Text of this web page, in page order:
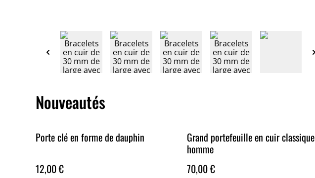
Nouveautés
Porte clé en forme de dauphin
12,00 €
Grand portefeuille en cuir classique
homme
70,00 €